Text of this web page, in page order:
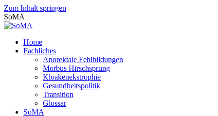
Zum Inhalt springen
SoMA
Home
Fachliches
Anorektale Fehlbildungen
Morbus Hirschsprung
Kloakenekstrophie
Gesundheitspolitik
Transition
Glossar
SoMA